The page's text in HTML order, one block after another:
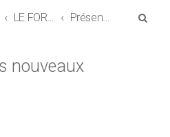
LE FORUM ET VOUS Présentation des nouveaux membres
nouveaux